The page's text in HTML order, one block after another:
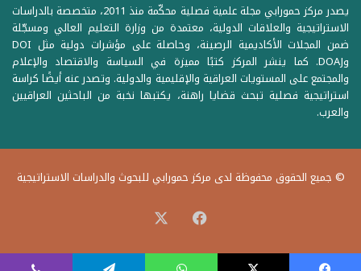
يصدر مركز حمورابي مجلة علمية فصلية محكّمة منذ 2011، متخصصة بالدراسات
الاستراتيجية والعلاقات الدولية، معتمدة من وزارة التعليم العالي ومسجّلة
ضمن المجلات الأكاديمية الرصينة، وحاصلة على مؤشرات دولية مثل DOI
وDOAJ. كما ينشر المركز كتبًا مميزة في السياسة والاقتصاد والإعلام
والمجتمع على المستويات العراقية والإقليمية والدولية. وتصدر عنه أيضًا كراسة
استراتيجية فصلية تبحث قضايا راهنة، يكتبها نخبة من الباحثين العراقيين
والعرب.
© جميع الحقوق محفوظة لدى مركز حمورابي للبحوث والدراسات الاستراتيجية
فيسبوك